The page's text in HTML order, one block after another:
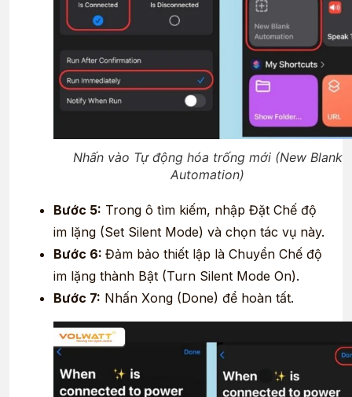
Nhấn vào Tự động hóa trống mới (New Blank
Automation)
Bước 5: Trong ô tìm kiếm, nhập Đặt Chế độ
im lặng (Set Silent Mode) và chọn tác vụ này.
Bước 6: Đảm bảo thiết lập là Chuyển Chế độ
im lặng thành Bật (Turn Silent Mode On).
Bước 7: Nhấn Xong (Done) để hoàn tất.